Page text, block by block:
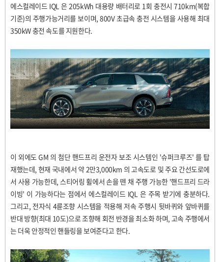
에스컬레이드 IQL 은 205kWh 대용량 배터리로 1회 충전시 710km(복합
기준)의 주행가능거리를 보이며, 800V 초급속 충전 시스템을 사용해 최대
350kW 충전 속도를 지원한다.
이 외에도 GM 의 첨단 핸드프리 운전자 보조 시스템인 '슈퍼크루즈' 를 탑
재했는데, 현재 국내에서 약 2만3,000km 의 고속도로 및 주요 간선도로에
서 사용 가능한데, 스티어링 휠에서 손을 뗀 채 주행 가능한 '핸드프리 드라
이빙' 이 가능하다는 점에서 에스컬레이드 IQL 은 주목 받기에 충분하다.
그리고, 전자식 4륜조향 시스템을 적용해 저속 주행시 뒷바퀴와 앞바퀴를
반대 방향(최대 10도)으로 조향해 회전 반경을 최소화 하며, 고속 주행에서
는 더욱 안정적인 핸들링을 보여준다고 한다.